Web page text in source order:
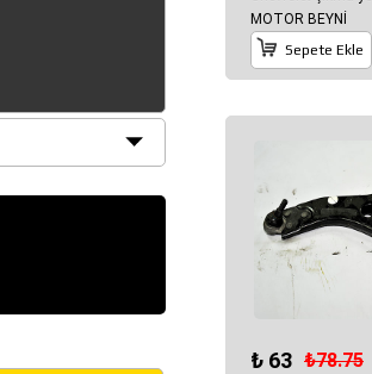
MOTOR BEYNİ
Sepete Ekle
₺ 63 ₺78.75